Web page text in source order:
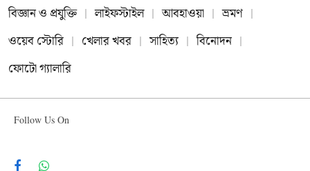
বিজ্ঞান ও প্রযুক্তি
লাইফস্টাইল আবহাওয়া
ভ্রমণ
ওয়েব স্টোরি
খেলার খবর সাহিত্য
বিনোদন
ফোটো গ্যালারি
Follow Us On